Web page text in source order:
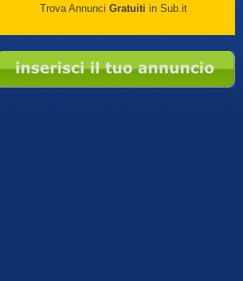
Trova Annunci Gratuiti in Sub.it